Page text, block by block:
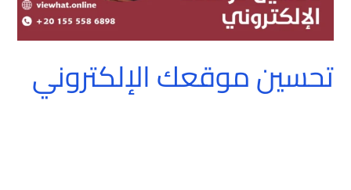
تحسين موقعك الإلكتروني